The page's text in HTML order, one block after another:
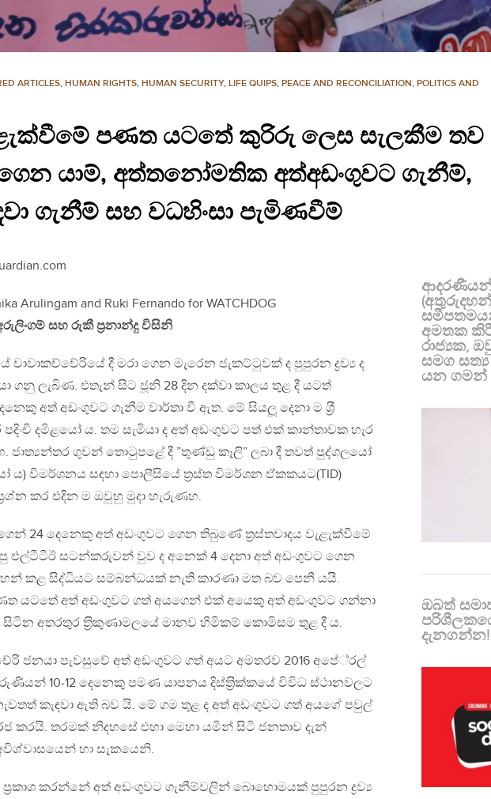
ARTICLES, HUMAN RIGHTS, HUMAN SECURITY, LIFE QUIPS, PEACE AND RECONCILIATION, POLITICS AND
පණත යටතේ කුරිරු ලෙස සැලකීම තව
ගෙන යාම්, අත්තනෝමතික අත්අඩංගුවට ගැනීම්,
ගැනීම් සහ වධහිංසා පැමිණවීම්
Arulingam and Ruki Fernando for WATCHDOG
සහ රුකී ප‍්‍රනාන්දු විසිනි
චාවාකච්චේරියේ දී මරා ගෙන මැරෙන ජැකට්ටුවක් ද පුපුරන ද්‍රව්‍ය ද
ලැබිණ. එතැන් සිට ජූනි 28 දින දක්වා කාලය තුළ දී යටත්
අත් අඩංගුවට ගැනීම වාර්තා වී ඇත. මේ සියලූ දෙනා ම ශ‍්‍රී
දමිළයෝ ය. තම සැමියා ද අත් අඩංගුවට පත් එක් කාන්තාවක හැර
ජාත්‍යන්තර ගුවන් තොටුපළේ දී ”තුණ්ඩු කෑලි” ලබා දී තවත් පුද්ගලයෝ
ය) විමර්ශනය සඳහා පොලීසියේ ත‍්‍රස්ත විමර්ශන ඒකකයට(TID)
කර එදින ම ඔවුහු මුදා හැරුණහ.
24 දෙනෙකු අත් අඩංගුවට ගෙන තිබුණේ ත‍්‍රස්තවාදය වැළැක්වීමේ
එල්ටීටීඊ සටන්කරුවන් වුව ද අනෙක් 4 දෙනා අත් අඩංගුවට ගෙන
කළ සිද්ධියට සම්බන්ධයක් නැති කාරණා මත බව පෙනී යයි.
යටතේ අත් අඩංගුවට ගත් අයගෙන් එක් අයෙකු අත් අඩංගුවට ගන්නා
අතරතුර ත‍්‍රිකුණාමලයේ මානව හිමිකම් කොමිසම තුළ දී ය.
ජනයා පැවසුවේ අත් අඩංගුවට ගත් අයට අමතරව 2016 අපේ‍්‍රල්
10-12 දෙනෙකු පමණ යාපනය දිස්ත‍්‍රික්කයේ විවිධ ස්ථානවලට
කැඳවා ඇති බව යි. මේ ගම තුළ ද අත් අඩංගුවට ගත් අයගේ පවුල්
කරයි. තරමක් නිදහසේ එහා මෙහා යමින් සිටි ජනතාව දැන්
හා සැකයෙනි.
කරන්නේ අත් අඩංගුවට ගැනීම්වලින් බොහොමයක් පුපුරන ද්‍රව්‍ය
අමතක
රාජ්‍යක,
සමග
යන ගමන්
ඔබත්